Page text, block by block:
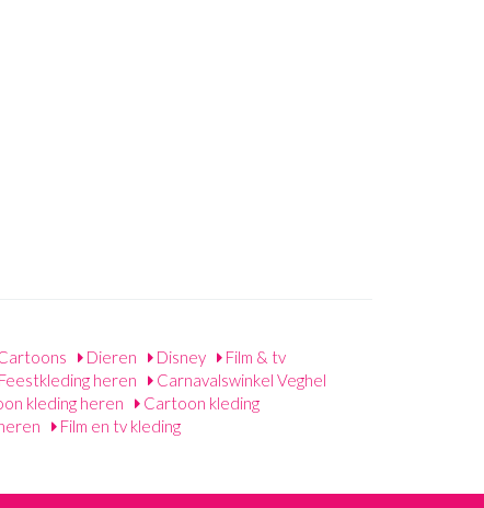
Dieren Disney
Film & tv
Feestkleding heren
Carnavalswinkel Veghel
kleding heren
Cartoon kleding
Film en tv kleding